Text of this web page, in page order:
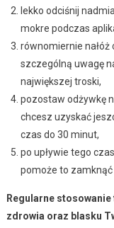
lekko odciśnij
mokre podczas
równomiernie nałóż
szczególną uwagę
największej troski,
pozostaw odżywkę
chcesz uzyskać
czas do 30 minut,
po upływie tego
pomoże to zamknąć
Regularne
zdrowia oraz blasku